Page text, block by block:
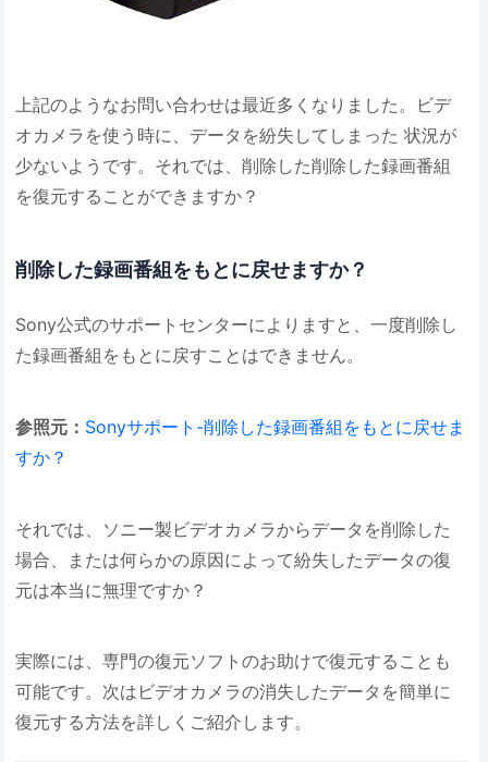
上記のようなお問い合わせは最近多くなりました。ビデ
オカメラを使う時に、データを紛失してしまった 状況が
少ないようです。それでは、削除した削除した録画番組
を復元することができますか？
削除した録画番組をもとに戻せますか？
Sony公式のサポートセンターによりますと、一度削除し
た録画番組をもとに戻すことはできません。
参照元： Sonyサポート-削除した録画番組をもとに戻せま
すか？
それでは、ソニー製ビデオカメラからデータを削除した
場合、または何らかの原因によって紛失したデータの復
元は本当に無理ですか？
実際には、専門の復元ソフトのお助けで復元することも
可能です。次はビデオカメラの消失したデータを簡単に
復元する方法を詳しくご紹介します。